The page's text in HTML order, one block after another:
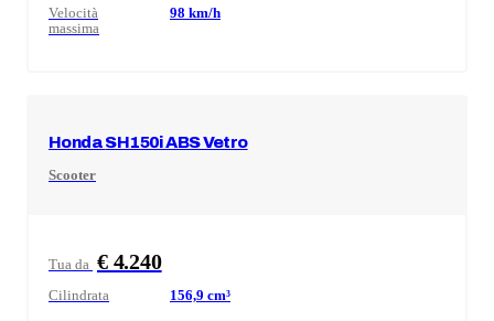
Velocità
massima
98 km/h
HondaSH150i ABS Vetro
Scooter
Tua da € 4.240
Cilindrata 156,9 cm³